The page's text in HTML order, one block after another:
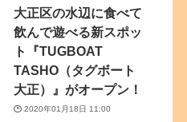
大正区の水辺に食べて
飲んで遊べる新スポッ
ト『TUGBOAT
TASHO（タグボート
大正）』がオープン！
2020年01月18日 11:00